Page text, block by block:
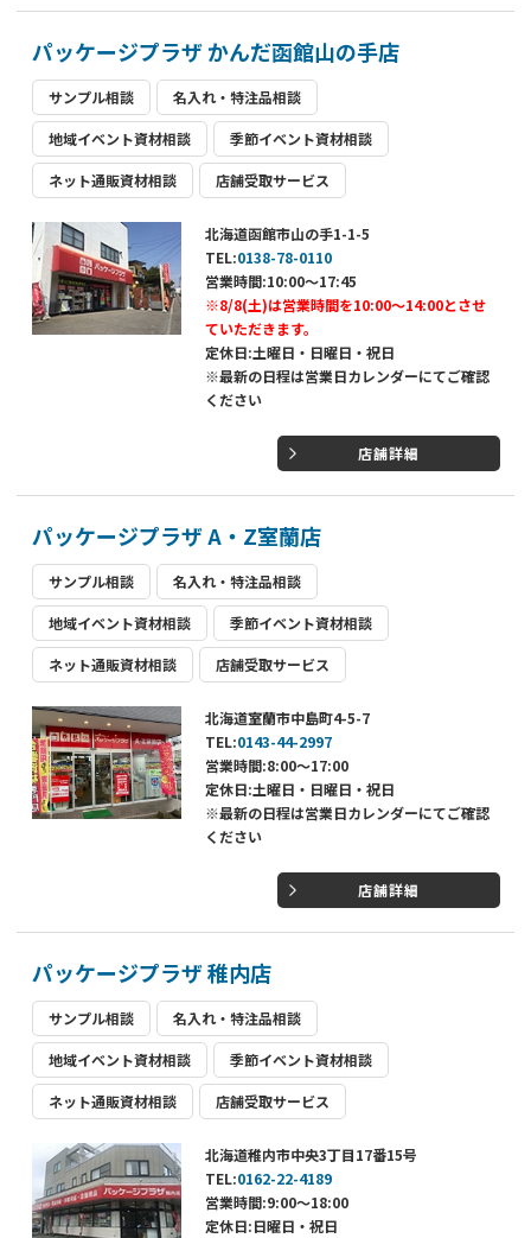
パッケージプラザ かんだ函館山の手店
サンプル相談 名入れ・特注品相談
地域イベント資材相談 季節イベント資材相談
ネット通販資材相談 店舗受取サービス
北海道函館市山の手1-1-5
TEL:0138-78-0110
営業時間:10:00～17:45
※8/8(土)は営業時間を10:00～14:00とさせ
ていただきます。
定休日:土曜日・日曜日・祝日
※最新の日程は営業日カレンダーにてご確認
ください
店舗詳細
パッケージプラザ A・Z室蘭店
サンプル相談 名入れ・特注品相談
地域イベント資材相談 季節イベント資材相談
ネット通販資材相談 店舗受取サービス
北海道室蘭市中島町4-5-7
TEL:0143-44-2997
営業時間:8:00～17:00
定休日:土曜日・日曜日・祝日
※最新の日程は営業日カレンダーにてご確認
ください
店舗詳細
パッケージプラザ 稚内店
サンプル相談 名入れ・特注品相談
地域イベント資材相談 季節イベント資材相談
ネット通販資材相談 店舗受取サービス
北海道稚内市中央3丁目17番15号
TEL:0162-22-4189
営業時間:9:00～18:00
定休日:日曜日・祝日